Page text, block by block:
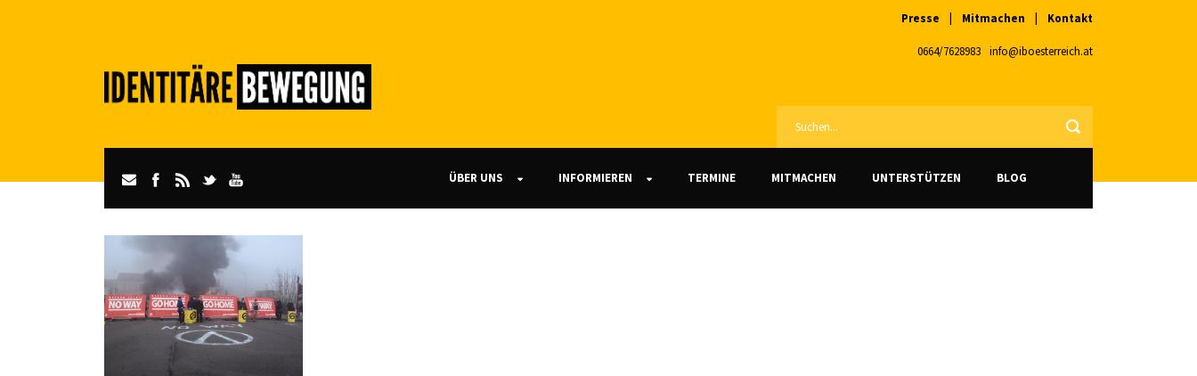
Presse Mitmachen Kontakt
0664/7628983 info@iboesterreich.at
ÜBER UNS INFORMIEREN TERMINE MITMACHEN UNTERSTÜTZEN BLOG